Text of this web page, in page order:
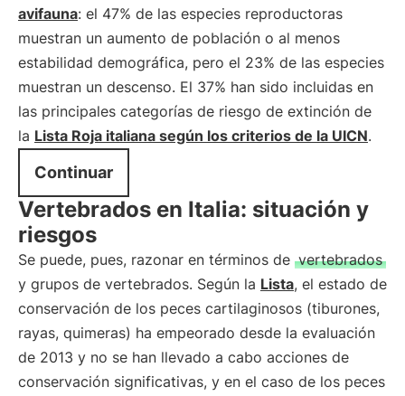
avifauna: el 47% de las especies reproductoras
muestran un aumento de población o al menos
estabilidad demográfica, pero el 23% de las especies
muestran un descenso. El 37% han sido incluidas en
las principales categorías de riesgo de extinción de
la Lista Roja italiana según los criterios de la UICN.
Continuar
Vertebrados en Italia: situación y
riesgos
Se puede, pues, razonar en términos de vertebrados
y grupos de vertebrados. Según la Lista, el estado de
conservación de los peces cartilaginosos (tiburones,
rayas, quimeras) ha empeorado desde la evaluación
de 2013 y no se han llevado a cabo acciones de
conservación significativas, y en el caso de los peces